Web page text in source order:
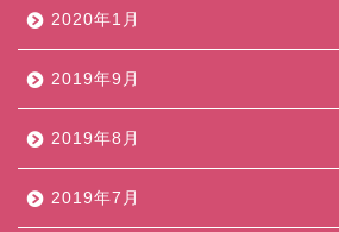
2020年1月
2019年9月
2019年8月
2019年7月